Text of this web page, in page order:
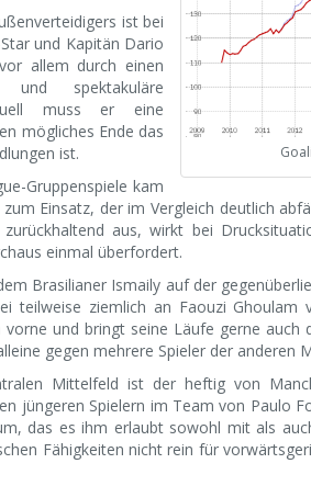
ist bei
und Kapitän Dario
allem durch einen
spektakuläre
muss er eine
mögliches Ende das
ist.
Gruppenspiele kam
Einsatz, der im Vergleich deutlich
aus, wirkt bei
einmal überfordert.
Brasilianer Ismaily auf der
teilweise ziemlich an Faouzi
und bringt seine Läufe gerne auch
gegen mehrere Spieler der anderen
Mittelfeld ist der heftig von
jüngeren Spielern im Team von Paulo
das es ihm erlaubt sowohl mit als
Fähigkeiten nicht rein für